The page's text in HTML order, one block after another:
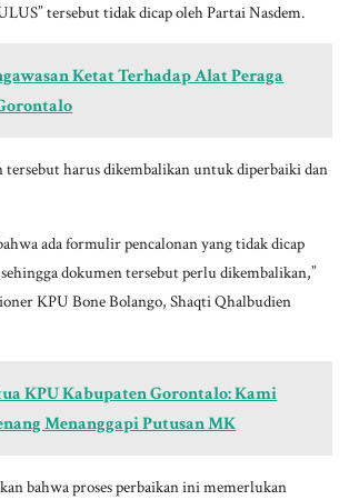
tersebut tidak dicap oleh Partai Nasdem.
Ketat Terhadap Alat Peraga
harus dikembalikan untuk diperbaiki dan
ada formulir pencalonan yang tidak dicap
dokumen tersebut perlu dikembalikan,”
KPU Bone Bolango, Shaqti Qhalbudien
KPU Kabupaten Gorontalo: Kami
Menanggapi Putusan MK
bahwa proses perbaikan ini memerlukan